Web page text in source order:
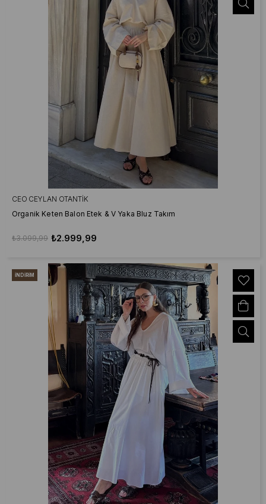
CEO CEYLAN OTANTIK
Organik Keten Balon Etek & V Yaka Bluz Takım
₺2.999,99
₺3.099,99
İNDIRIM